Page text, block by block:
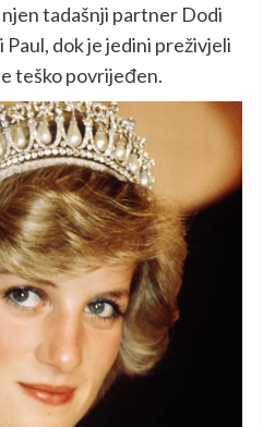
tadašnji partner Dodi
dok je jedini preživjeli
teško povrijeđen.